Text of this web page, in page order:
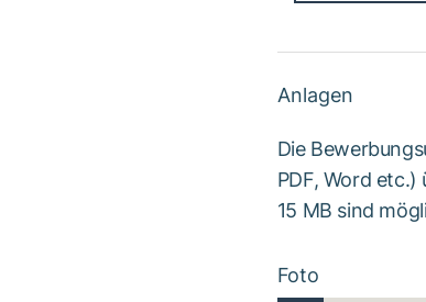
Anlagen
Die
PDF, Word
15 MB sind
Foto